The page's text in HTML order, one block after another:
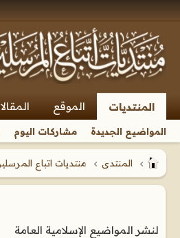
المنتديات الموقع
المواضيع الجديدة مشاركات اليوم
المنتدى منتديات اتباع
لنشر المواضيع الإسلامية العامة